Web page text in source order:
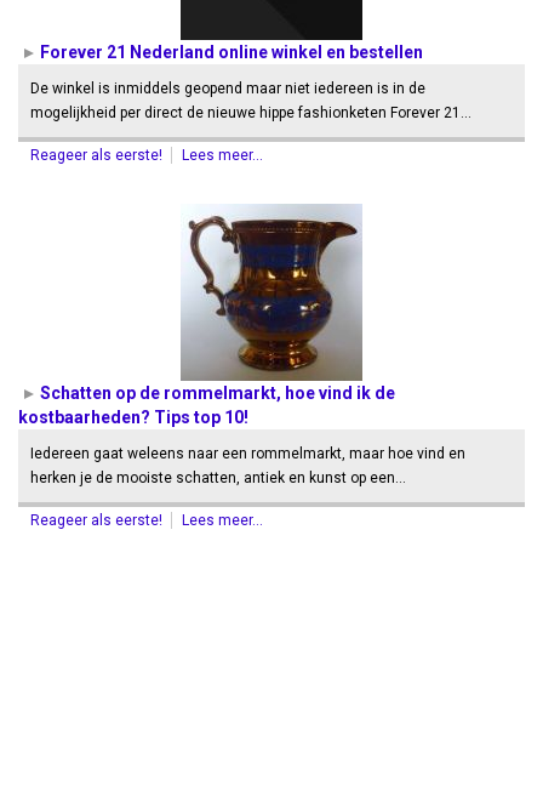
Forever 21 Nederland online winkel en bestellen
De winkel is inmiddels geopend maar niet iedereen is in de
mogelijkheid per direct de nieuwe hippe fashionketen Forever 21…
Reageer als eerste! Lees meer...
Schatten op de rommelmarkt, hoe vind ik de
kostbaarheden? Tips top 10!
Iedereen gaat weleens naar een rommelmarkt, maar hoe vind en
herken je de mooiste schatten, antiek en kunst op een…
Reageer als eerste! Lees meer...